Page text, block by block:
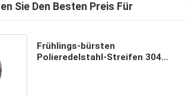
Sie Den Besten Preis Für
Frühlings-bürsten
Polieredelstahl-Streifen 304